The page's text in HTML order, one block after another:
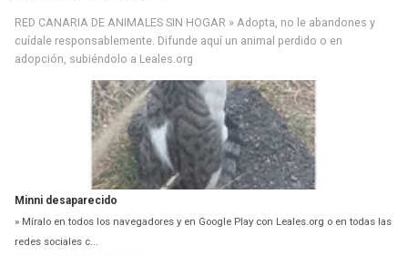
RED CANARIA DE ANIMALES SIN HOGAR » Adopta, no le abandones y
cuídale responsablemente. Difunde aquí un animal perdido o en
adopción, subiéndolo a Leales.org
Minni desaparecido
» Míralo en todos los navegadores y en Google Play con Leales.org o en todas las
redes sociales c...